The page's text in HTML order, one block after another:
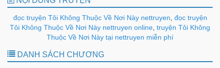
đọc truyện Tôi Không Thuộc Về Nơi Này nettruyen đọc truyện
Tôi Không Thuộc Về Nơi Này nettruyen online truyện Tôi Không
Thuộc Về Nơi Này tại nettruyen miễn phí
DANH SÁCH CHƯƠNG